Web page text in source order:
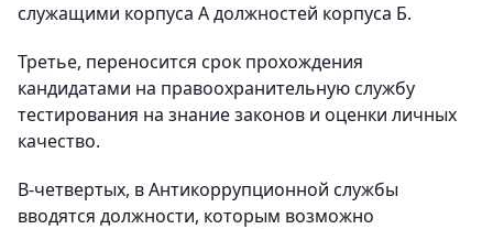
служащими корпуса А должностей корпуса Б.
Третье, переносится срок прохождения
кандидатами на правоохранительную службу
тестирования на знание законов и оценки личных
качество.
В-четвертых, в Антикоррупционной службы
вводятся должности, которым возможно